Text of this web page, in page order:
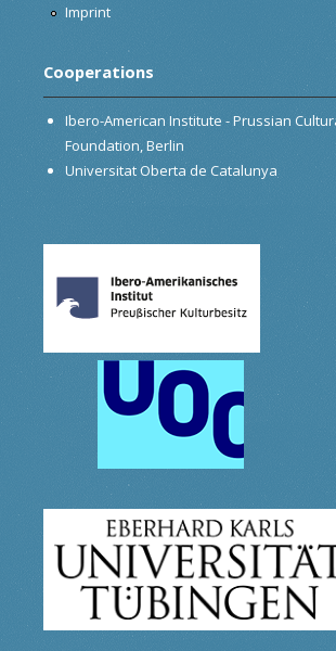
Imprint
Cooperations
Ibero-American Institute - Prussian
Foundation, Berlin
Universitat Oberta de Catalunya